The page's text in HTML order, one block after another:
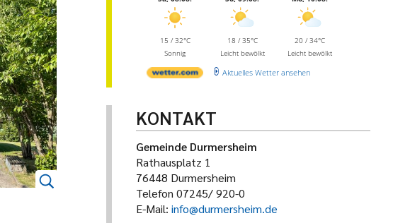
15 / 32°C
Sonnig
18 / 35°C
Leicht bewölkt
20 / 34°C
Leicht bewölkt
Aktuelles Wetter ansehen
KONTAKT
Gemeinde Durmersheim
Rathausplatz 1
76448 Durmersheim
Telefon 07245/ 920-0
E-Mail: info@durmersheim.de